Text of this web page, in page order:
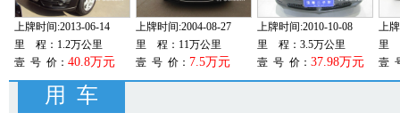
上牌时间:2013-06-14
里 程：1.2万公里
壹 号 价： 40.8万元
上牌时间:2004-08-27
里 程：11万公里
壹 号 价： 7.5万元
上牌时间:2010-10-08
里 程：3.5万公里
壹 号 价： 37.98万元
上
里
壹
用 车